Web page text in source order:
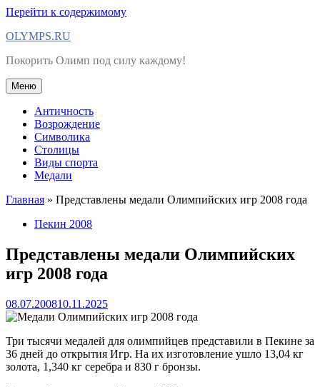
Перейти к содержимому
OLYMPS.RU
Покорить Олимп под силу каждому!
Меню
Античность
Возрождение
Символика
Столицы
Виды спорта
Медали
Главная » Представлены медали Олимпийских игр 2008 года
Пекин 2008
Представлены медали Олимпийских
игр 2008 года
08.07.200810.11.2025
Три тысячи медалей для олимпийцев представили в Пекине за
36 дней до открытия Игр. На их изготовление ушло 13,04 кг
золота, 1,340 кг серебра и 830 г бронзы.